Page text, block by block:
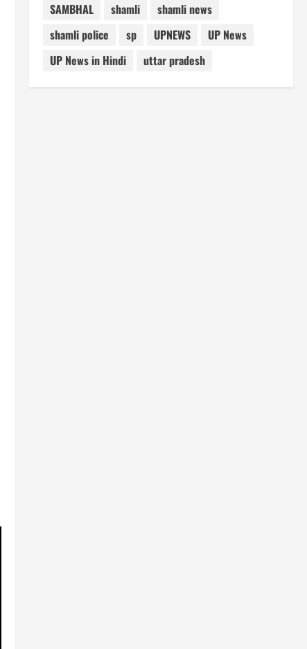
SAMBHAL
shamli
shamli news
shamli police
sp UPNEWS
UP News
UP News in Hindi
uttar pradesh